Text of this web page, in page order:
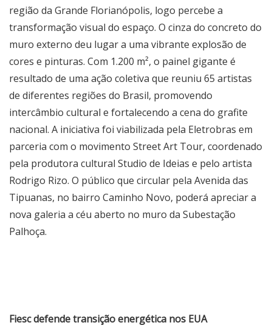
região da Grande Florianópolis, logo percebe a
transformação visual do espaço. O cinza do concreto do
muro externo deu lugar a uma vibrante explosão de
cores e pinturas. Com 1.200 m², o painel gigante é
resultado de uma ação coletiva que reuniu 65 artistas
de diferentes regiões do Brasil, promovendo
intercâmbio cultural e fortalecendo a cena do grafite
nacional. A iniciativa foi viabilizada pela Eletrobras em
parceria com o movimento Street Art Tour, coordenado
pela produtora cultural Studio de Ideias e pelo artista
Rodrigo Rizo. O público que circular pela Avenida das
Tipuanas, no bairro Caminho Novo, poderá apreciar a
nova galeria a céu aberto no muro da Subestação
Palhoça.
Fiesc defende transição energética nos EUA